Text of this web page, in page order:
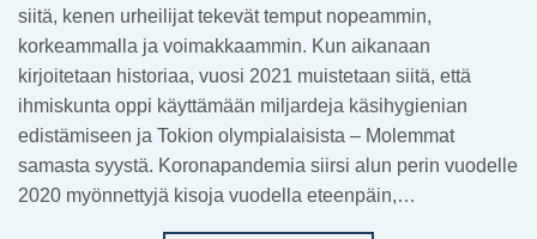
siitä, kenen urheilijat tekevät temput nopeammin,
korkeammalla ja voimakkaammin. Kun aikanaan
kirjoitetaan historiaa, vuosi 2021 muistetaan siitä, että
ihmiskunta oppi käyttämään miljardeja käsihygienian
edistämiseen ja Tokion olympialaisista – Molemmat
samasta syystä. Koronapandemia siirsi alun perin vuodelle
2020 myönnettyjä kisoja vuodella eteenpäin,…